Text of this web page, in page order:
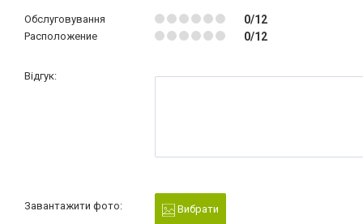
Обслуговування 0/12
Расположение 0/12
Відгук:
Завантажити фото: Вибрати